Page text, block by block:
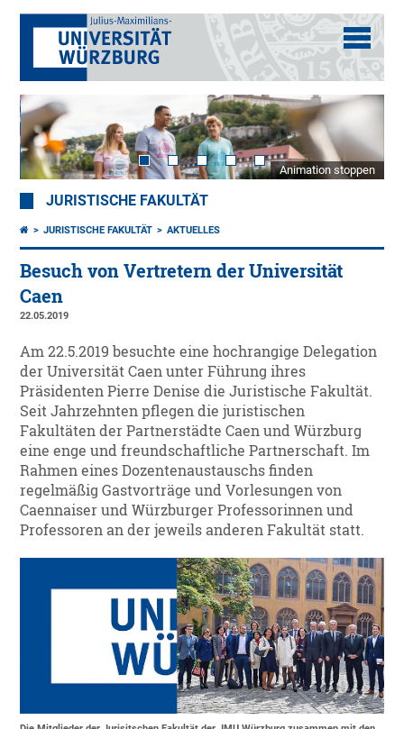
Animation stoppen
JURISTISCHE FAKULTÄT
JURISTISCHE FAKULTÄT AKTUELLES
Besuch von Vertretern der Universität
Caen
22.05.2019
Am 22.5.2019 besuchte eine hochrangige Delegation
der Universität Caen unter Führung ihres
Präsidenten Pierre Denise die Juristische Fakultät.
Seit Jahrzehnten pflegen die juristischen
Fakultäten der Partnerstädte Caen und Würzburg
eine enge und freundschaftliche Partnerschaft. Im
Rahmen eines Dozentenaustauschs finden
regelmäßig Gastvorträge und Vorlesungen von
Caennaiser und Würzburger Professorinnen und
Professoren an der jeweils anderen Fakultät statt.